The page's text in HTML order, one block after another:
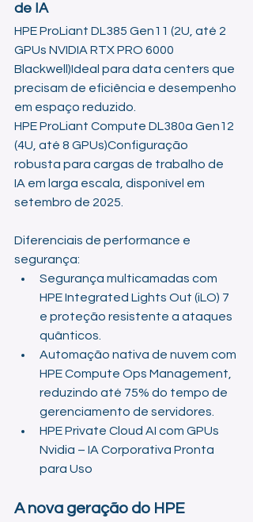
de IA
HPE ProLiant DL385 Gen11 (2U, até 2
GPUs NVIDIA RTX PRO 6000
Blackwell)Ideal para data centers que
precisam de eficiência e desempenho
em espaço reduzido.
HPE ProLiant Compute DL380a Gen12
(4U, até 8 GPUs)Configuração
robusta para cargas de trabalho de
IA em larga escala, disponível em
setembro de 2025.
Diferenciais de performance e
segurança:
Segurança multicamadas com
HPE Integrated Lights Out (iLO) 7
e proteção resistente a ataques
quânticos.
Automação nativa de nuvem com
HPE Compute Ops Management,
reduzindo até 75% do tempo de
gerenciamento de servidores.
HPE Private Cloud AI com GPUs
Nvidia – IA Corporativa Pronta
para Uso
A nova geração do HPE